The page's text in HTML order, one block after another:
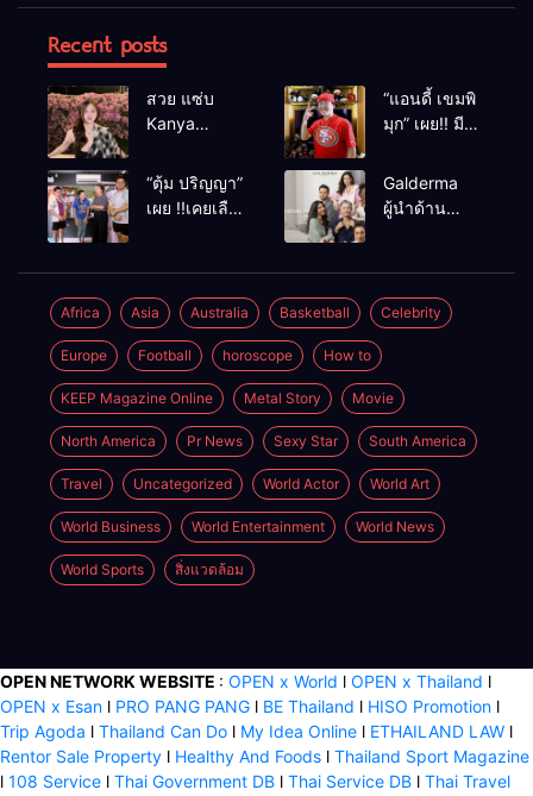
Recent posts
สวย แซ่บ
Kanya
“แอนดี้ เขมพิ
มุก” เผย!! มี
ร้าย หลังเคย
เฉียดตายมา
ก่อน
“ตุ้ม ปริญญา”
เผย !!เคยเลือด
Galderma
ผู้นำด้าน
ผลิตภัณฑ์สู่ผิว
ที่งดงามเป็น
Africa Asia Australia Basketball Celebrity
Europe Football horoscope How to
KEEP Magazine Online Metal Story Movie
North America Pr News Sexy Star South America
Travel Uncategorized World Actor World Art
World Business World Entertainment World News
World Sports สิ่งแวดล้อม
OPEN NETWORK WEBSITE : OPEN x World l OPEN x Thailand l
OPEN x Esan l PRO PANG PANG l BE Thailand l HISO Promotion l
Trip Agoda l Thailand Can Do l My Idea Online l ETHAILAND LAW l
Rentor Sale Property l Healthy And Foods l Thailand Sport Magazine
l 108 Service l Thai Government DB l Thai Service DB l Thai Travel